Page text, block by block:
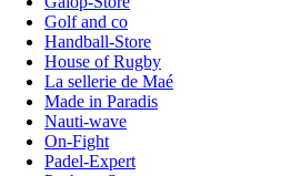
Golf and co
Handball-Store
House of Rugby
La sellerie de Maé
Made in Paradis
Nauti-wave
On-Fight
Padel-Expert